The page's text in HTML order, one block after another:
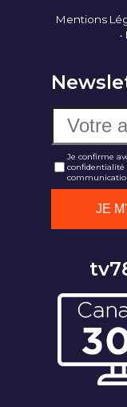
Mentions
Je confirme
confidentialité